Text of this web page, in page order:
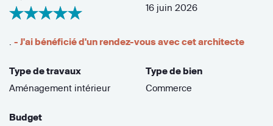
16 juin 2026
. - J'ai bénéficié d'un rendez-vous avec cet architecte
Type de travaux
Aménagement intérieur
Type de bien
Commerce
Budget